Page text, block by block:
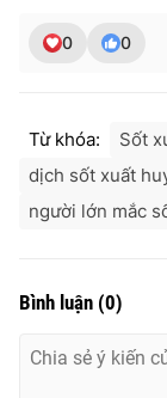
0 0
Từ khóa: Sốt
dịch sốt xuất
người lớn mắc
Bình luận (0)